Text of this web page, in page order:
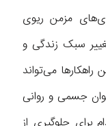
مزمن ریوی
سبک زندگی و
می‌تواند
جسمی و روانی